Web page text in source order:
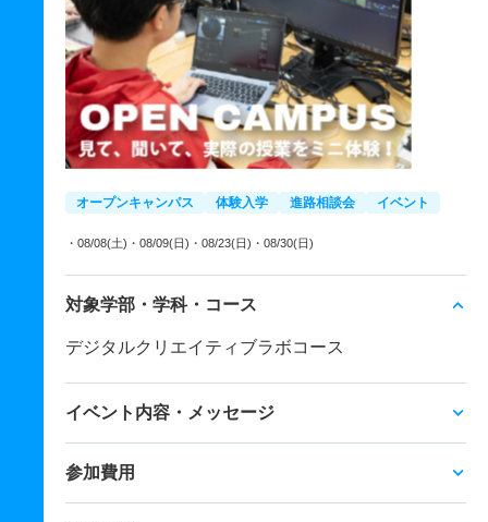
オープンキャンパス 体験入学 進路相談会 イベント
・08/08(土) ・08/09(日) ・08/23(日) ・08/30(日)
対象学部・学科・コース
デジタルクリエイティブラボコース
イベント内容・メッセージ
参加費用